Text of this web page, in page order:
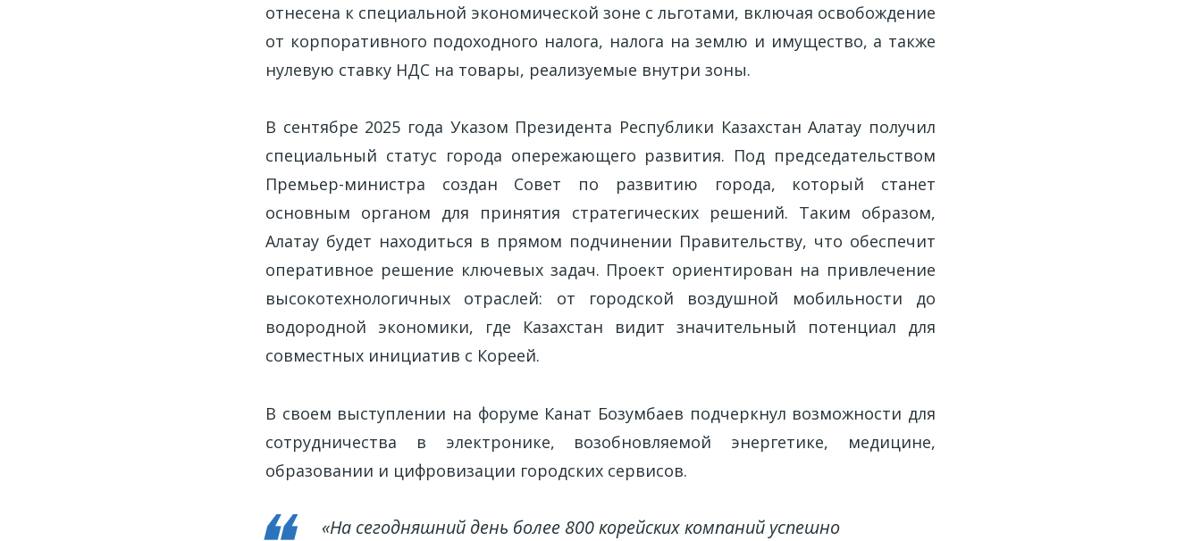
отнесена к специальной экономической зоне с льготами, включая освобождение
от корпоративного подоходного налога, налога на землю и имущество, а также
нулевую ставку НДС на товары, реализуемые внутри зоны.
В сентябре 2025 года Указом Президента Республики Казахстан Алатау получил
специальный статус города опережающего развития. Под председательством
Премьер-министра создан Совет по развитию города, который станет
основным органом для принятия стратегических решений. Таким образом,
Алатау будет находиться в прямом подчинении Правительству, что обеспечит
оперативное решение ключевых задач. Проект ориентирован на привлечение
высокотехнологичных отраслей: от городской воздушной мобильности до
водородной экономики, где Казахстан видит значительный потенциал для
совместных инициатив с Кореей.
В своем выступлении на форуме Канат Бозумбаев подчеркнул возможности для
сотрудничества в электронике, возобновляемой энергетике, медицине,
образовании и цифровизации городских сервисов.
«На сегодняшний день более 800 корейских компаний успешно